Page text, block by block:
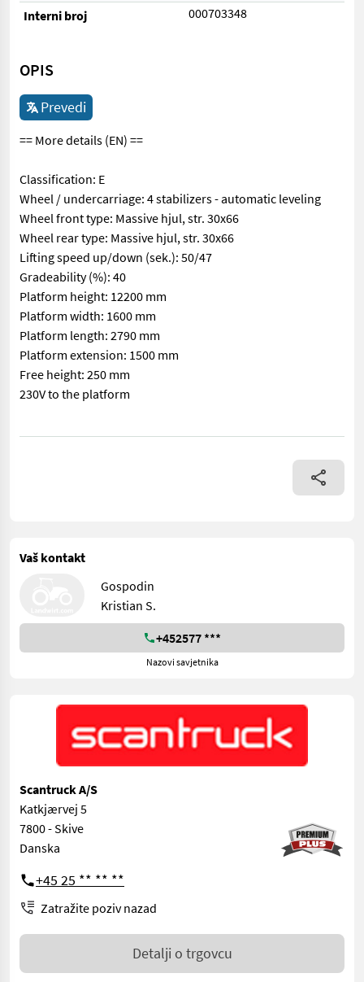
Interni broj
000703348
OPIS
Prevedi
== More details (EN) ==
Classification: E
Wheel / undercarriage: 4 stabilizers - automatic leveling
Wheel front type: Massive hjul, str. 30x66
Wheel rear type: Massive hjul, str. 30x66
Lifting speed up/down (sek.): 50/47
Gradeability (%): 40
Platform height: 12200 mm
Platform width: 1600 mm
Platform length: 2790 mm
Platform extension: 1500 mm
Free height: 250 mm
230V to the platform
== More details (EN) == Classification: E Wheel /
Vaš kontakt
Gospodin
Kristian S.
+452577 ***
Nazovi savjetnika
Scantruck A/S
Katkjærvej 5
7800 - Skive
Danska
+45 25 ** ** **
Zatražite poziv nazad
Detalji o trgovcu